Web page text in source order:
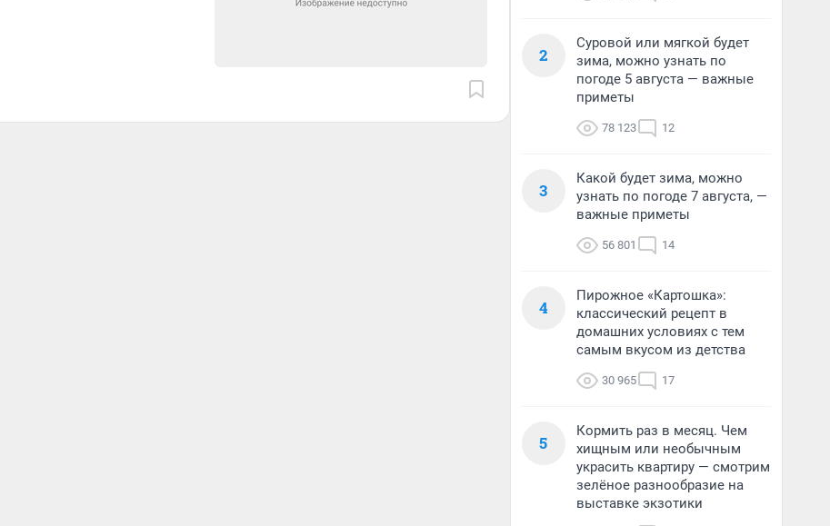
2
Суровой или мягкой будет
зима, можно узнать по
погоде 5 августа — важные
приметы
78 123 12
3
Какой будет зима, можно
узнать по погоде 7 августа, —
важные приметы
56 801 14
4
Пирожное «Картошка»:
классический рецепт в
домашних условиях с тем
самым вкусом из детства
30 965 17
5
Кормить раз в месяц. Чем
хищным или необычным
украсить квартиру — смотрим
зелёное разнообразие на
выставке экзотики